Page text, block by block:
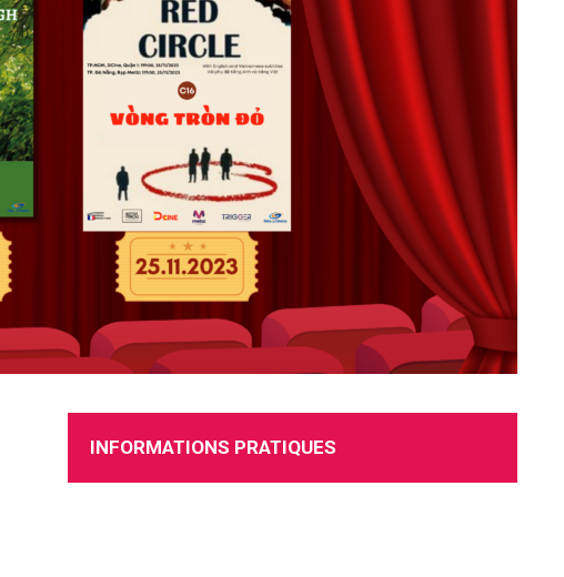
RECRUTEMENT
INFORMATIONS PRATIQUES